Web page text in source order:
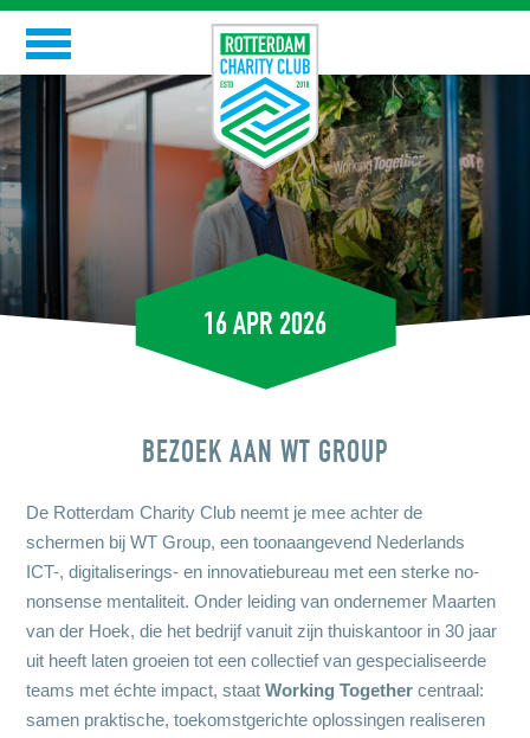
Skip
to
content
RCC
GOEDE DOELEN
RCC-ERS
EVENTS
NIEUWS
CONTACT
16 APR 2026
BEZOEK AAN WT GROUP
De Rotterdam Charity Club neemt je mee achter de
schermen bij WT Group, een toonaangevend Nederlands
ICT-, digitaliserings- en innovatiebureau met een sterke no-
nonsense mentaliteit. Onder leiding van ondernemer Maarten
van der Hoek, die het bedrijf vanuit zijn thuiskantoor in 30 jaar
uit heeft laten groeien tot een collectief van gespecialiseerde
teams met échte impact, staatWorking Together centraal:
samen praktische, toekomstgerichte oplossingen realiseren